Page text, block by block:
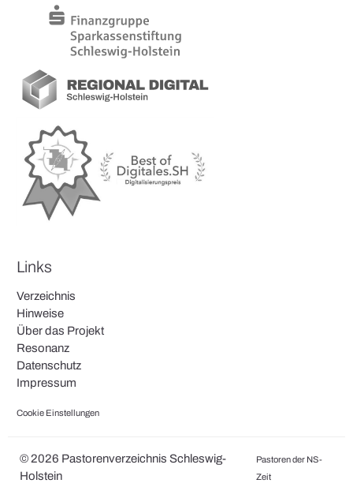
Links
Verzeichnis
Hinweise
Über das Projekt
Resonanz
Datenschutz
Impressum
Cookie Einstellungen
© 2026 Pastorenverzeichnis Schleswig-
Holstein
Pastoren der NS-
Zeit